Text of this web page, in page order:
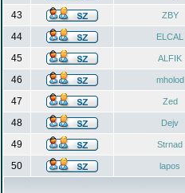
43
ZBY
44
ELCAL
45
ALFIK
46
mholod
47
Zed
48
Dejv
49
Strnad
50
lapos